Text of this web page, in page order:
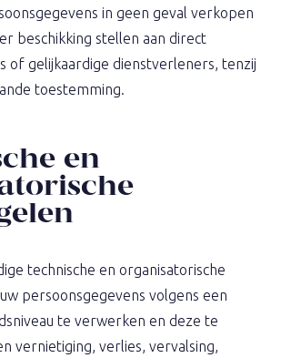
in geen geval verkopen
beschikking stellen aan direct
of gelijkaardige dienstverleners, tenzij
toestemming.
en
technische en organisatorische
persoonsgegevens volgens een
te verwerken en deze te
vernietiging, verlies, vervalsing,